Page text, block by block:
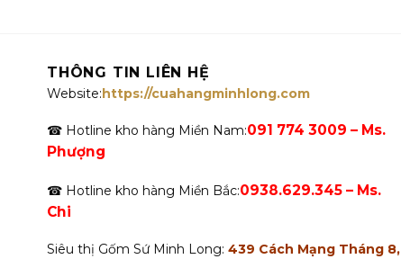
THÔNG TIN LIÊN HỆ
Website:https://cuahangminhlong.com
☎ Hotline kho hàng Miền Nam:091 774 3009 – Ms.
Phượng
☎ Hotline kho hàng Miền Bắc:0938.629.345 – Ms.
Chi
Siêu thị Gốm Sứ Minh Long: 439 Cách Mạng Tháng 8,